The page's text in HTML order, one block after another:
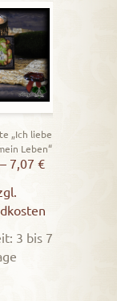
„Ich liebe
Leben“
– 7,07 €
3 bis 7